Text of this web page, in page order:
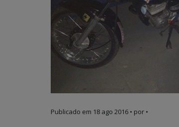
Publicado em 18 ago 2016 • por •